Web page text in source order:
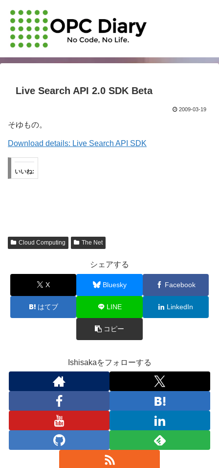
Live Search API 2.0 SDK Beta
2009-03-19
そゆもの。
Download details: Live Search API SDK
いいね:
Cloud Computing The Net
シェアする
X Bluesky Facebook
はてブ LINE LinkedIn
コピー
Ishisakaをフォローする